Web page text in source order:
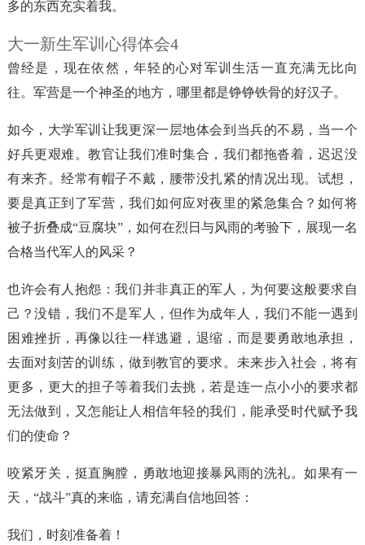
多的东西充实着我。
大一新生军训心得体会4
曾经是，现在依然，年轻的心对军训生活一直充满无比向
往。军营是一个神圣的地方，哪里都是铮铮铁骨的好汉子。
如今，大学军训让我更深一层地体会到当兵的不易，当一个
好兵更艰难。教官让我们准时集合，我们都拖沓着，迟迟没
有来齐。经常有帽子不戴，腰带没扎紧的情况出现。试想，
要是真正到了军营，我们如何应对夜里的紧急集合？如何将
被子折叠成“豆腐块”，如何在烈日与风雨的考验下，展现一名
合格当代军人的风采？
也许会有人抱怨：我们并非真正的军人，为何要这般要求自
己？没错，我们不是军人，但作为成年人，我们不能一遇到
困难挫折，再像以往一样逃避，退缩，而是要勇敢地承担，
去面对刻苦的训练，做到教官的要求。未来步入社会，将有
更多，更大的担子等着我们去挑，若是连一点小小的要求都
无法做到，又怎能让人相信年轻的我们，能承受时代赋予我
们的使命？
咬紧牙关，挺直胸膛，勇敢地迎接暴风雨的洗礼。如果有一
天，“战斗”真的来临，请充满自信地回答：
我们，时刻准备着！